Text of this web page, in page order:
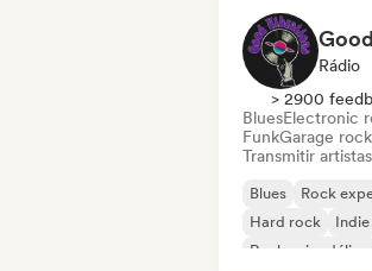
Rádio
> 2900
BluesElectronic
FunkGarage rock
Transmitir
Blues Rock
Hard rock
Rock psicodélico